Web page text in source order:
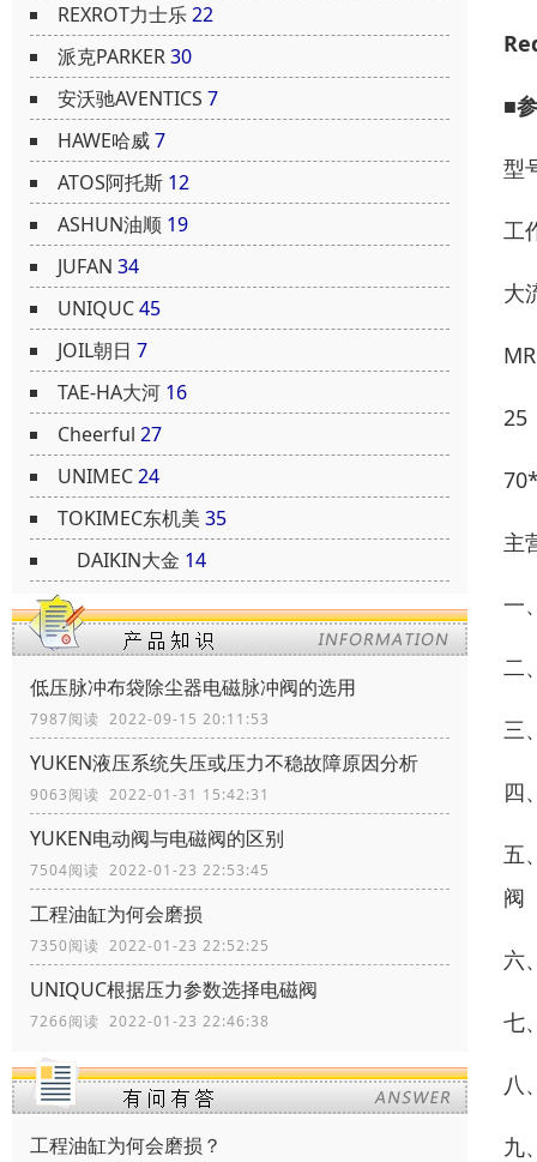
REXROT力士乐22
派克PARKER30
安沃驰AVENTICS 7
HAWE哈威7
ATOS阿托斯 12
ASHUN油顺 19
JUFAN 34
UNIQUC45
JOIL朝日 7
TAE-HA大河 16
Cheerful 27
UNIMEC24
TOKIMEC东机美 35
DAIKIN大金 14
低压脉冲布袋除尘器电磁脉冲阀的选用
7987阅读 2022-09-15 20:11:53
YUKEN液压系统失压或压力不稳故障原因分析
9063阅读 2022-01-31 15:42:31
YUKEN电动阀与电磁阀的区别
7504阅读 2022-01-23 22:53:45
工程油缸为何会磨损
7350阅读 2022-01-23 22:52:25
UNIQUC根据压力参数选择电磁阀
7266阅读 2022-01-23 22:46:38
工程油缸为何会磨损？
■
型
工
大
25
主
一
二
三
四
五
阀
六
七
八
九